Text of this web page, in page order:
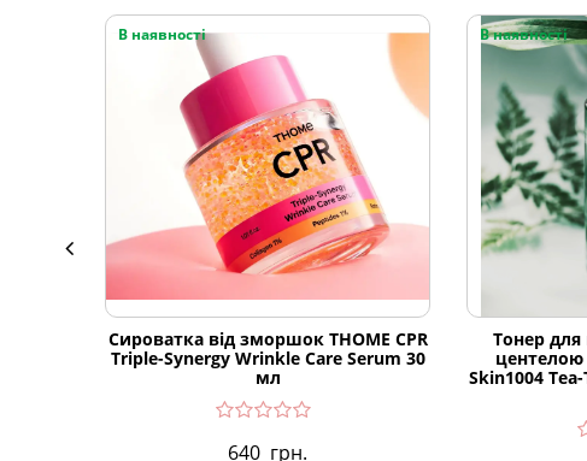
В наявності
Сироватка від зморшок THOME CPR
Triple-Synergy Wrinkle Care Serum 30
мл
640 грн.
В наявності
Тонер
Skin1004